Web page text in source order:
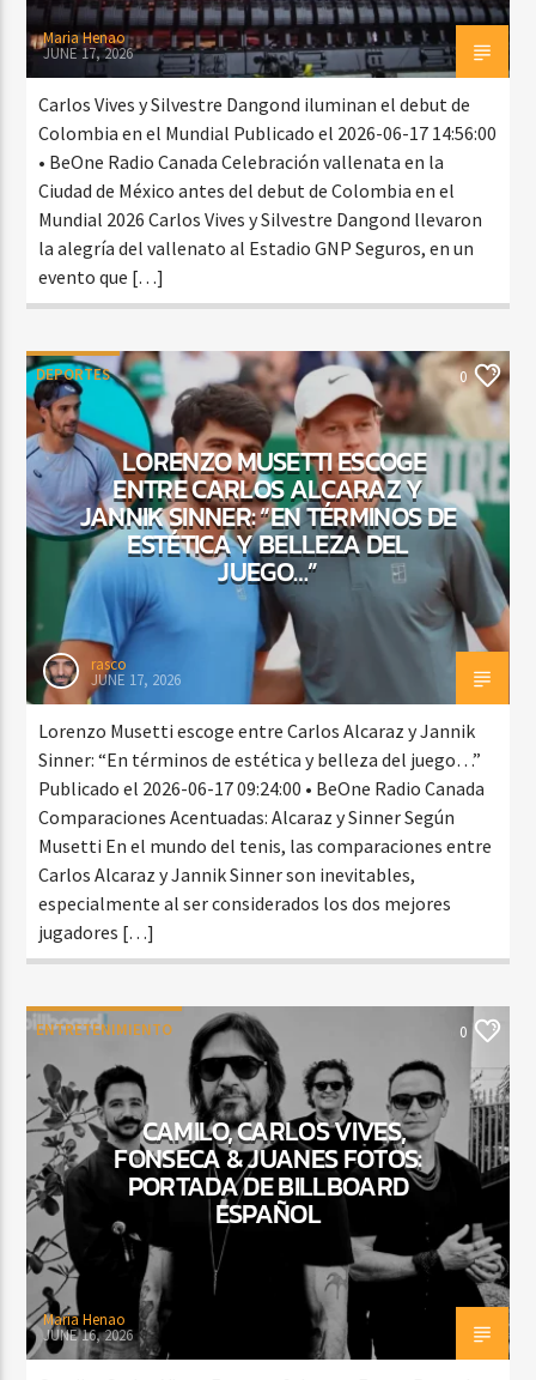
Maria Henao
JUNE 17, 2026
Carlos Vives y Silvestre Dangond iluminan el debut de
Colombia en el Mundial Publicado el 2026-06-17 14:56:00
• BeOne Radio Canada Celebración vallenata en la
Ciudad de México antes del debut de Colombia en el
Mundial 2026 Carlos Vives y Silvestre Dangond llevaron
la alegría del vallenato al Estadio GNP Seguros, en un
evento que […]
DEPORTES 0
LORENZO MUSETTI ESCOGE
ENTRE CARLOS ALCARAZ Y
JANNIK SINNER: “EN TÉRMINOS DE
ESTÉTICA Y BELLEZA DEL
JUEGO…”
rasco
JUNE 17, 2026
Lorenzo Musetti escoge entre Carlos Alcaraz y Jannik
Sinner: “En términos de estética y belleza del juego…”
Publicado el 2026-06-17 09:24:00 • BeOne Radio Canada
Comparaciones Acentuadas: Alcaraz y Sinner Según
Musetti En el mundo del tenis, las comparaciones entre
Carlos Alcaraz y Jannik Sinner son inevitables,
especialmente al ser considerados los dos mejores
jugadores […]
ENTRETENIMIENTO 0
CAMILO, CARLOS VIVES,
FONSECA & JUANES FOTOS:
PORTADA DE BILLBOARD
ESPAÑOL
Maria Henao
JUNE 16, 2026